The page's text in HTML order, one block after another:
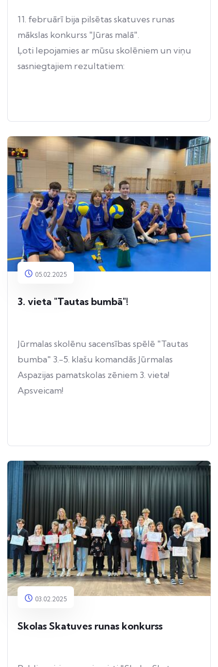
11. februārī bija pilsētas skatuves runas
mākslas konkurss "Jūras malā".
Ļoti lepojamies ar mūsu skolēniem un viņu
sasniegtajiem rezultatiem:
05.02.2025
3. vieta "Tautas bumbā"!
Jūrmalas skolēnu sacensības spēlē "Tautas
bumba" 3.-5. klašu komandās Jūrmalas
Aspazijas pamatskolas zēniem 3. vieta!
Apsveicam!
03.02.2025
Skolas Skatuves runas konkurss